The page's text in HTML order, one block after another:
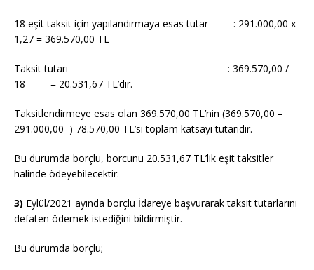
18 eşit taksit için yapılandırmaya esas tutar : 291.000,00 x
1,27 = 369.570,00 TL
Taksit tutarı : 369.570,00 /
18 = 20.531,67 TL’dir.
Taksitlendirmeye esas olan 369.570,00 TL’nin (369.570,00 –
291.000,00=) 78.570,00 TL’si toplam katsayı tutarıdır.
Bu durumda borçlu, borcunu 20.531,67 TL’lik eşit taksitler
halinde ödeyebilecektir.
3) Eylül/2021 ayında borçlu İdareye başvurarak taksit tutarlarını
defaten ödemek istediğini bildirmiştir.
Bu durumda borçlu;